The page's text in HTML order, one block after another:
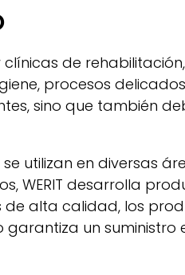
de
procesos
sino que también
utilizan en diversas
WERIT desarrolla
de alta calidad, los
un suministro